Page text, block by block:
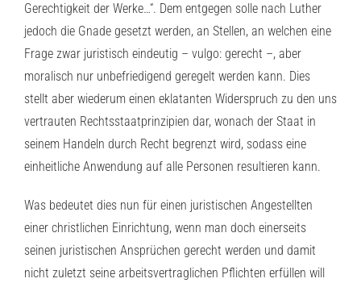
Gerechtigkeit der Werke…“. Dem entgegen solle nach Luther
jedoch die Gnade gesetzt werden, an Stellen, an welchen eine
Frage zwar juristisch eindeutig – vulgo: gerecht –, aber
moralisch nur unbefriedigend geregelt werden kann. Dies
stellt aber wiederum einen eklatanten Widerspruch zu den uns
vertrauten Rechtsstaatprinzipien dar, wonach der Staat in
seinem Handeln durch Recht begrenzt wird, sodass eine
einheitliche Anwendung auf alle Personen resultieren kann.
Was bedeutet dies nun für einen juristischen Angestellten
einer christlichen Einrichtung, wenn man doch einerseits
seinen juristischen Ansprüchen gerecht werden und damit
nicht zuletzt seine arbeitsvertraglichen Pflichten erfüllen will